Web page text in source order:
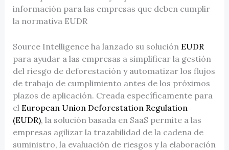
información para las empresas que deben cumplir
la normativa EUDR
Source Intelligence ha lanzado su solución EUDR
para ayudar a las empresas a simplificar la gestión
del riesgo de deforestación y automatizar los flujos
de trabajo de cumplimiento antes de los próximos
plazos de aplicación. Creada específicamente para
el European Union Deforestation Regulation
(EUDR), la solución basada en SaaS permite a las
empresas agilizar la trazabilidad de la cadena de
suministro, la evaluación de riesgos y la elaboración